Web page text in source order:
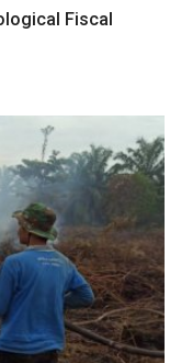
Fiscal